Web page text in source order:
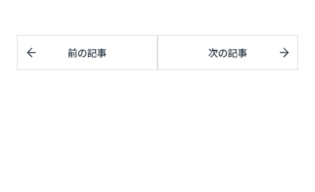
前の記事 次の記事